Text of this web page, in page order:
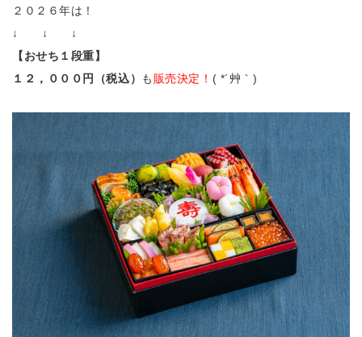
２０２６年は！
↓ ↓ ↓
【おせち１段重】
１２，０００円（税込）
も 販売決定！ ( *´艸｀)